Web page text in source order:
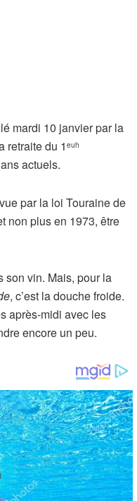
mardi 10 janvier par la
retraite du 1 euh
actuels.
par la loi Touraine de
non plus en 1973, être
son vin. Mais, pour la
, c’est la douche froide.
après-midi avec les
encore un peu.